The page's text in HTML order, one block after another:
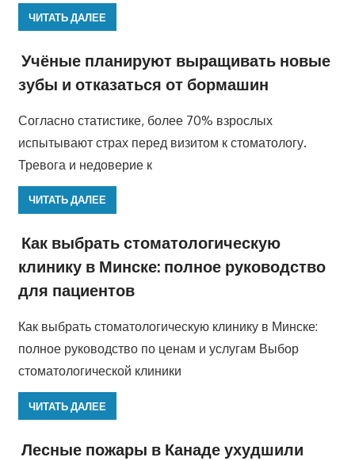
ЧИТАТЬ ДАЛЕЕ
Учёные планируют выращивать новые
зубы и отказаться от бормашин
Согласно статистике, более 70% взрослых
испытывают страх перед визитом к стоматологу.
Тревога и недоверие к
ЧИТАТЬ ДАЛЕЕ
Как выбрать стоматологическую
клинику в Минске: полное руководство
для пациентов
Как выбрать стоматологическую клинику в Минске:
полное руководство по ценам и услугам Выбор
стоматологической клиники
ЧИТАТЬ ДАЛЕЕ
Лесные пожары в Канаде ухудшили